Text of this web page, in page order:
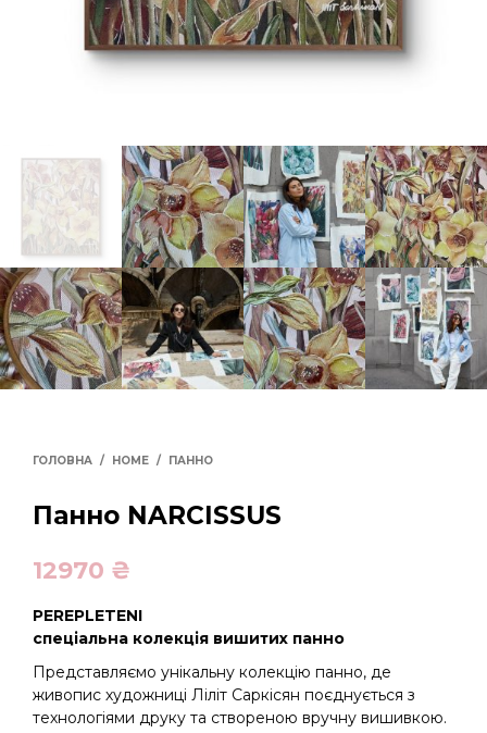
ГОЛОВНА / HOME / ПАННО
Панно NARCISSUS
12970 ₴
PEREPLETENI
спеціальна колекція вишитих панно
Представляємо унікальну колекцію панно, де
живопис художниці Ліліт Саркісян поєднується з
технологіями друку та створеною вручну вишивкою.